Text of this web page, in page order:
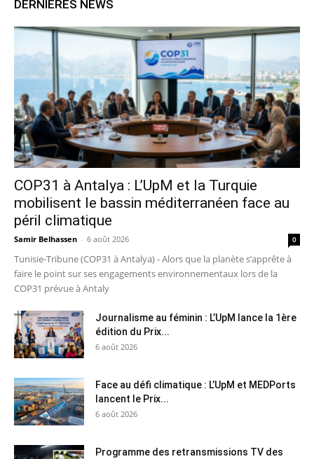
DERNIERES NEWS
COP31 à Antalya : L’UpM et la Turquie
mobilisent le bassin méditerranéen face au
péril climatique
Samir Belhassen - 6 août 2026 0
Tunisie-Tribune (COP31 à Antalya) - Alors que la planète s’apprête à
faire le point sur ses engagements environnementaux lors de la
COP31 prévue à Antaly
Journalisme au féminin : L’UpM lance la 1ère
édition du Prix...
6 août 2026
Face au défi climatique : L’UpM et MEDPorts
lancent le Prix...
6 août 2026
Programme des retransmissions TV des